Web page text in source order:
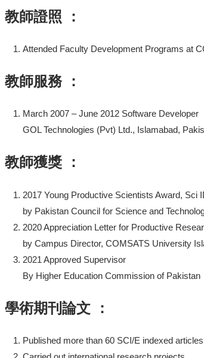
教師證照 ：
Attended Faculty Development Programs at
教師服務 ：
March 2007 – June 2012 Software Developer
GOL Technologies (Pvt) Ltd., Islamabad,
教師獲獎 ：
2017 Young Productive Scientists Award, Sci
by Pakistan Council for Science and
2020 Appreciation Letter for Productive
by Campus Director, COMSATS University
2021 Approved Supervisor
By Higher Education Commission of Pakistan
學術期刊論文 ：
Published more than 60 SCI/E indexed articles